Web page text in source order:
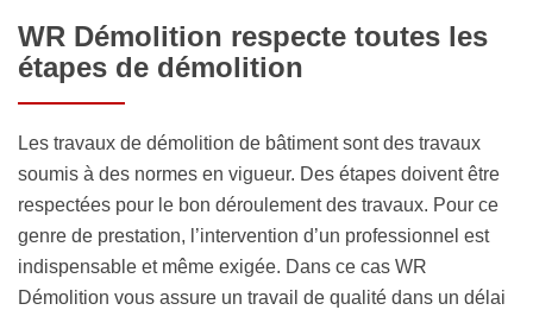
WR Démolition respecte toutes les
étapes de démolition
Les travaux de démolition de bâtiment sont des travaux
soumis à des normes en vigueur. Des étapes doivent être
respectées pour le bon déroulement des travaux. Pour ce
genre de prestation, l’intervention d’un professionnel est
indispensable et même exigée. Dans ce cas WR
Démolition vous assure un travail de qualité dans un délai